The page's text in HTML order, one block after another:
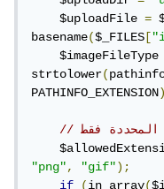
    $uploadFile
=
basename($_FILES [
strtolower(
PATHINFO_EXTENSION
المحددة فقط
"png", "gif");
if
(in_array(